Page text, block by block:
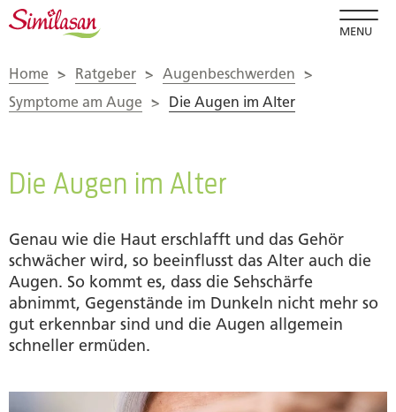
MENU
Home > Ratgeber > Augenbeschwerden >
Symptome am Auge > Die Augen im Alter
Die Augen im Alter
Genau wie die Haut erschlafft und das Gehör
schwächer wird, so beeinflusst das Alter auch die
Augen. So kommt es, dass die Sehschärfe
abnimmt, Gegenstände im Dunkeln nicht mehr so
gut erkennbar sind und die Augen allgemein
schneller ermüden.